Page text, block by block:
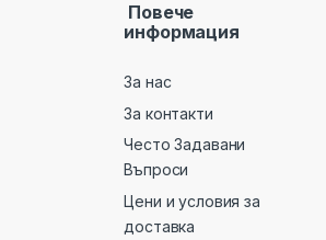
Повече
информация
За нас
За контакти
Често Задавани
Въпроси
Цени и условия за
доставка